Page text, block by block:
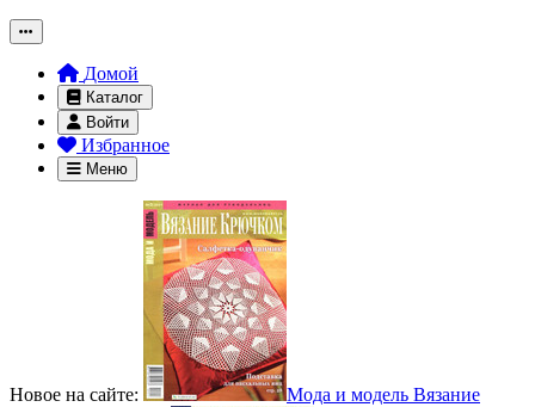
Домой
Каталог
Войти
Избранное
Меню
Новое на сайте: Мода и модель Вязание